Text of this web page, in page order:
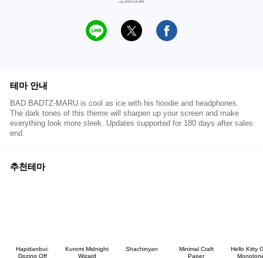
테마 안내
BAD BADTZ-MARU is cool as ice with his hoodie and headphones.
The dark tones of this theme will sharpen up your screen and make
everything look more sleek. Updates supported for 180 days after sales
end.
추천테마
Hapidanbui:
Dozing Off
Kuromi Midnight
Wizard
Shachinyan
Minimal Craft
Paper
Hello Kitty